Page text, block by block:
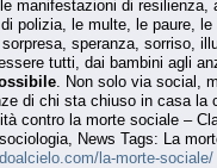
manifestazioni di
polizia, le multe, le paure,
speranza, sorriso,
tutti, dai bambini agli
. Non solo via social,
di chi sta chiuso in casa la
contro la morte sociale –
News Tags: La
la-morte-sociale/